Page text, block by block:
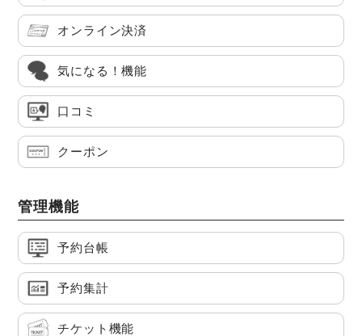
オンライン決済
気になる！機能
口コミ
クーポン
管理機能
予約台帳
予約集計
チケット機能